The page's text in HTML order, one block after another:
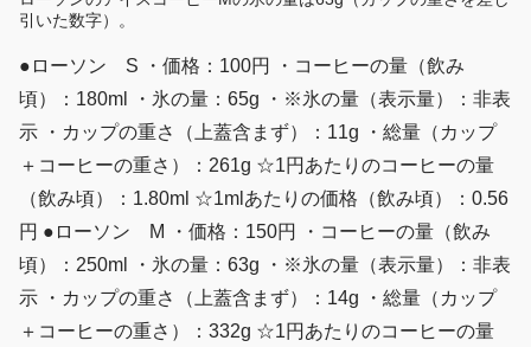
引いた数字）。
●ローソン S ・価格：100円 ・コーヒーの量（飲み
頃）：180ml ・氷の量：65g ・※氷の量（表示量）：非表
示 ・カップの重さ（上蓋含まず）：11g ・総量（カップ
＋コーヒーの重さ）：261g ☆1円あたりのコーヒーの量
（飲み頃）：1.80ml ☆1mlあたりの価格（飲み頃）：0.56
円 ●ローソン M ・価格：150円 ・コーヒーの量（飲み
頃）：250ml ・氷の量：63g ・※氷の量（表示量）：非表
示 ・カップの重さ（上蓋含まず）：14g ・総量（カップ
＋コーヒーの重さ）：332g ☆1円あたりのコーヒーの量